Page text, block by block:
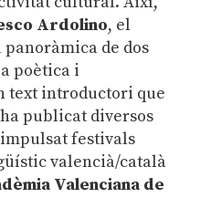
Ardolino, el
de dos
poètica i
text introductori que
publicat diversos
festivals
valencià/català
Valenciana de